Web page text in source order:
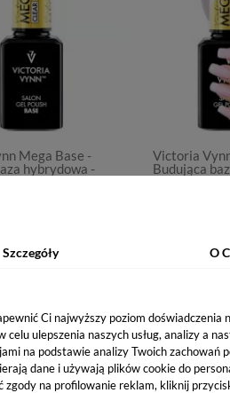
Szczegóły O
Ci najwyższy poziom doświadczenia
ulepszenia naszych usług, analizy a
na podstawie analizy Twoich zachowań
dane i używają plików cookie do
zgody na profilowanie reklam, kliknij
Mega Base -
hybrydowa -
Victoria
Budująca
i korygowania
elastyczna dzięki czemu wykazuje